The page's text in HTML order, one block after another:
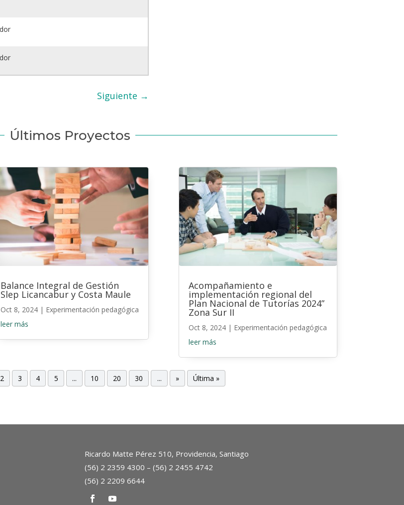
Siguiente →
Últimos Proyectos
Balance Integral de Gestión
Slep Licancabur y Costa Maule
Oct 8, 2024| Experimentación pedagógica
leer más
Acompañamiento e
implementación regional del
Plan Nacional de Tutorías 2024”
Zona Sur II
Oct 8, 2024| Experimentación pedagógica
leer más
2 3 4 5 ... 10 20 30 ... » Última »
Ricardo Matte Pérez 510, Providencia, Santiago
(56) 2 2359 4300 – (56) 2 2455 4742
(56) 2 2209 6644